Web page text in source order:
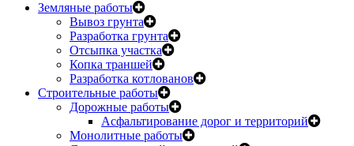
Земляные работы
Вывоз грунта
Разработка грунта
Отсыпка участка
Копка траншей
Разработка котлованов
Строительные работы
Дорожные работы
Асфальтирование дорог и территорий
Монолитные работы